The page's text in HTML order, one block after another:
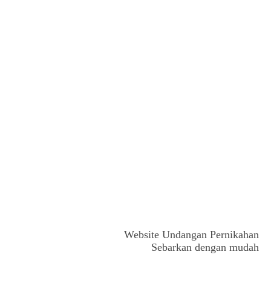
Website Undangan Pernikahan
Sebarkan dengan mudah